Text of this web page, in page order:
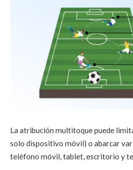
La atribución multitoque puede
solo dispositivo móvil) o abarcar
teléfono móvil, tablet, escritorio y